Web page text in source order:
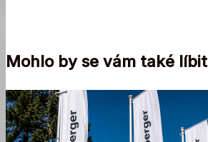
Mohlo by se vám také líbit